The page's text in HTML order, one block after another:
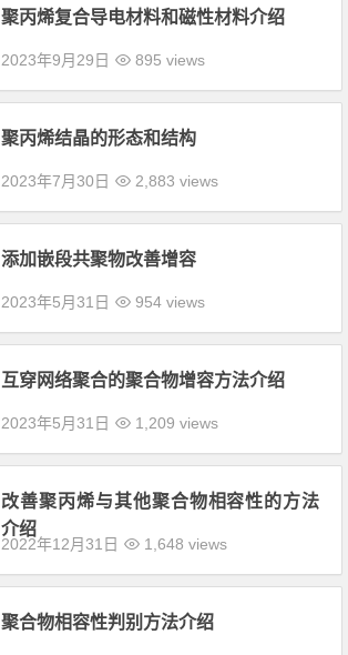
聚丙烯复合导电材料和磁性材料介绍
2023年9月29日 895 views
聚丙烯结晶的形态和结构
2023年7月30日 2,883 views
添加嵌段共聚物改善增容
2023年5月31日 954 views
互穿网络聚合的聚合物增容方法介绍
2023年5月31日 1,209 views
改善聚丙烯与其他聚合物相容性的方法
介绍
2022年12月31日 1,648 views
聚合物相容性判别方法介绍